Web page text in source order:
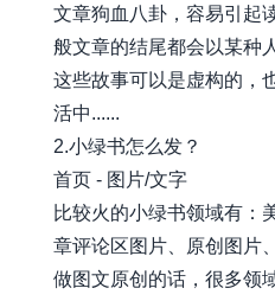
文章狗血八卦，容易引起
般文章的结尾都会以某种
这些故事可以是虚构的，
活中......
2.小绿书怎么发？
首页 - 图片/文字
比较火的小绿书领域有：
章评论区图片、原创图片
做图文原创的话，很多领